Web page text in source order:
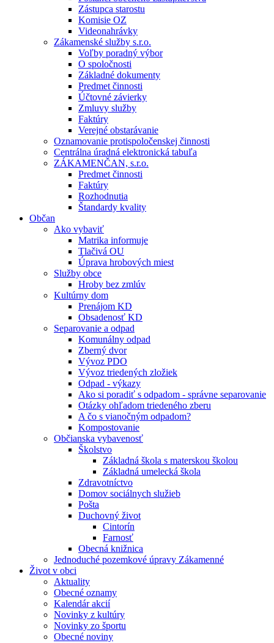
Zástupca starostu
Komisie OZ
Videonahrávky
Zákamenské služby s.r.o.
Voľby poradný výbor
O spoločnosti
Základné dokumenty
Predmet činnosti
Účtovné závierky
Zmluvy služby
Faktúry
Verejné obstarávanie
Oznamovanie protispoločenskej činnosti
Centrálna úradná elektronická tabuľa
ZÁKAMENČAN, s.r.o.
Predmet činnosti
Faktúry
Rozhodnutia
Štandardy kvality
Občan
Ako vybaviť
Matrika informuje
Tlačivá OU
Úprava hrobových miest
Služby obce
Hroby bez zmlúv
Kultúrny dom
Prenájom KD
Obsadenosť KD
Separovanie a odpad
Komunálny odpad
Zberný dvor
Vývoz PDO
Vývoz triedených zložiek
Odpad - výkazy
Ako si poradiť s odpadom - správne separovanie
Otázky ohľadom triedeného zberu
A čo s vianočným odpadom?
Kompostovanie
Občianska vybavenosť
Školstvo
Základná škola s materskou školou
Základná umelecká škola
Zdravotníctvo
Domov sociálnych služieb
Pošta
Duchovný život
Cintorín
Farnosť
Obecná knižnica
Jednoduché pozemkové úpravy Zákamenné
Život v obci
Aktuality
Obecné oznamy
Kalendár akcií
Novinky z kultúry
Novinky zo športu
Obecné noviny